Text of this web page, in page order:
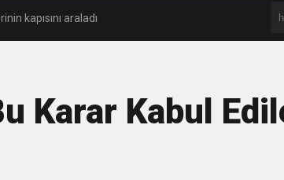
kapısını araladı
Yerinde Dinledi
Karar Kabul